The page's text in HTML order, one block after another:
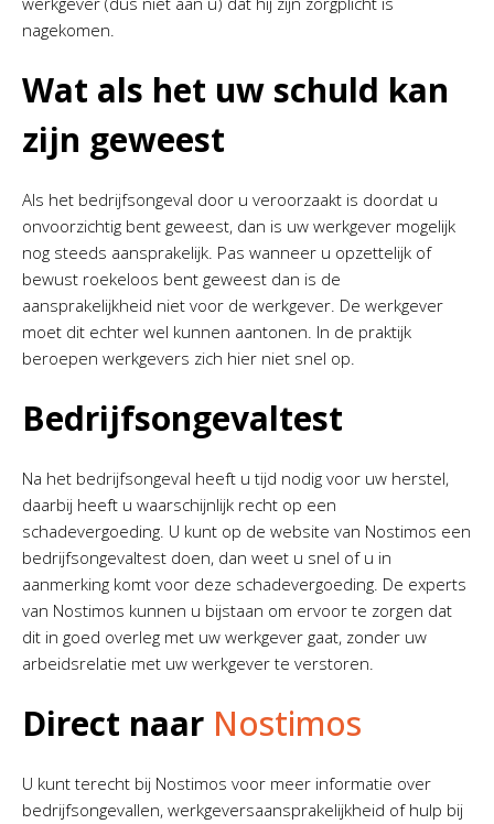
nagekomen.
Wat als het uw schuld kan
zijn geweest
Als het bedrijfsongeval door u veroorzaakt is doordat u
onvoorzichtig bent geweest, dan is uw werkgever mogelijk
nog steeds aansprakelijk. Pas wanneer u opzettelijk of
bewust roekeloos bent geweest dan is de
aansprakelijkheid niet voor de werkgever. De werkgever
moet dit echter wel kunnen aantonen. In de praktijk
beroepen werkgevers zich hier niet snel op.
Bedrijfsongevaltest
Na het bedrijfsongeval heeft u tijd nodig voor uw herstel,
daarbij heeft u waarschijnlijk recht op een
schadevergoeding. U kunt op de website van Nostimos een
bedrijfsongevaltest doen, dan weet u snel of u in
aanmerking komt voor deze schadevergoeding. De experts
van Nostimos kunnen u bijstaan om ervoor te zorgen dat
dit in goed overleg met uw werkgever gaat, zonder uw
arbeidsrelatie met uw werkgever te verstoren.
Direct naar Nostimos
U kunt terecht bij Nostimos voor meer informatie over
bedrijfsongevallen, werkgeversaansprakelijkheid of hulp bij